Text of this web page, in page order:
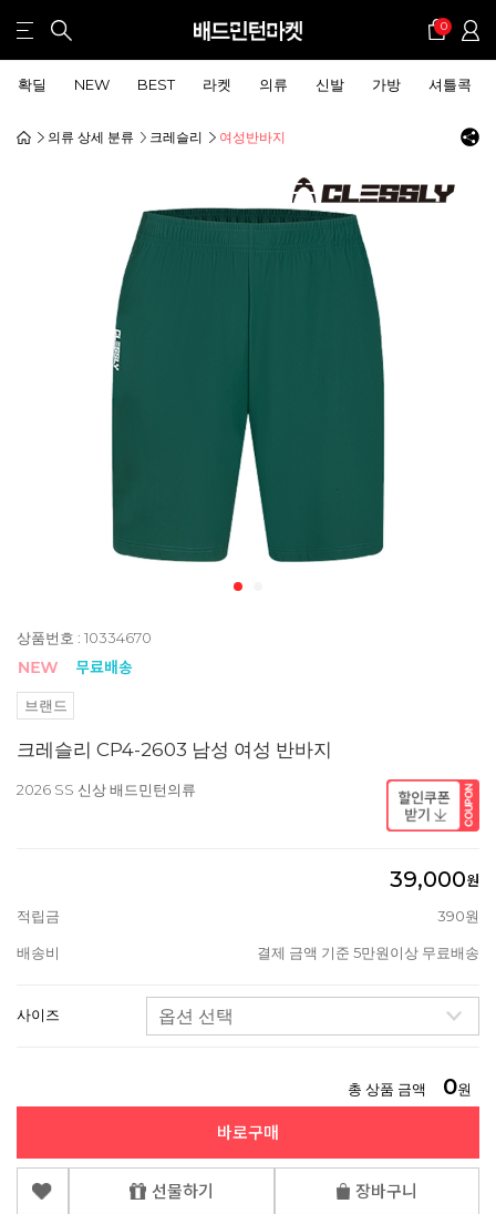
0
확딜 NEW BEST 라켓 의류 신발 가방 셔틀콕
의류 상세 분류 크레슬리 여성반바지
상품번호 : 10334670
브랜드
크레슬리 CP4-2603 남성 여성 반바지
2026 SS 신상 배드민턴의류
39,000원
적립금
390원
배송비 결제 금액 기준 5만원이상 무료배송
사이즈
총 상품 금액 0원
바로구매
선물하기 장바구니